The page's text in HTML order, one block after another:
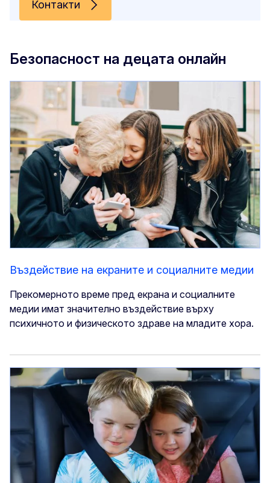
Контакти
Безопасност на децата онлайн
Въздействие на екраните и социалните медии
Прекомерното време пред екрана и социалните
медии имат значително въздействие върху
психичното и физическото здраве на младите хора.